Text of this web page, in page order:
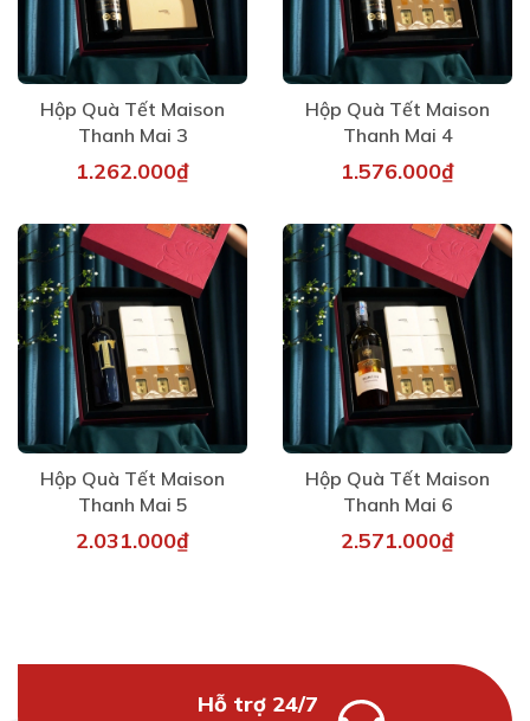
Hộp Quà Tết Maison
Thanh Mai 3
1.262.000₫
Hộp Quà Tết Maison
Thanh Mai 4
1.576.000₫
Hộp Quà Tết Maison
Thanh Mai 5
2.031.000₫
Hộp Quà Tết Maison
Thanh Mai 6
2.571.000₫
Hỗ trợ 24/7